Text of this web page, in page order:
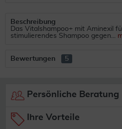
Beschreibung
Das Vitalshampoo+ mit Aminexil
stimulierendes Shampoo gegen...
Bewertungen 5
Persönliche Beratung
Ihre Vorteile